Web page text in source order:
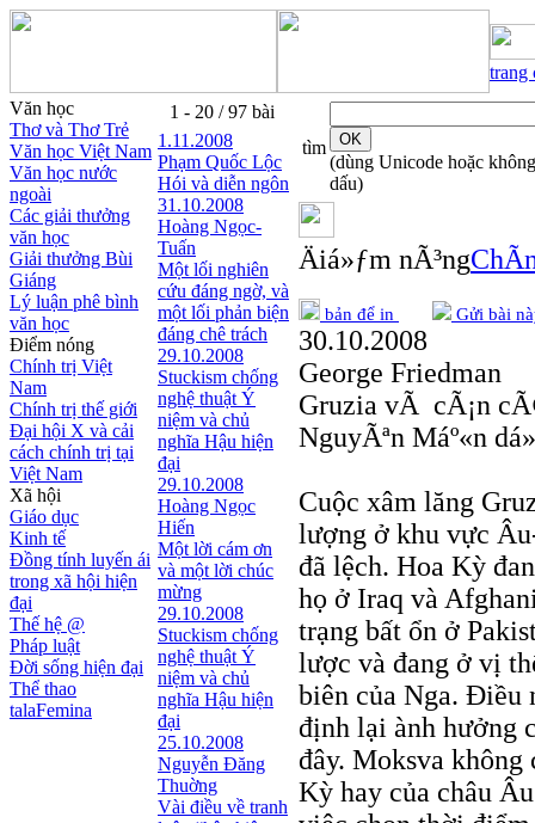
trang
Văn học
Thơ và Thơ Trẻ
Văn học Việt Nam
Văn học nước
ngoài
Các giải thưởng
văn học
Giải thưởng Bùi
Giáng
Lý luận phê bình
văn học
Điểm nóng
Chính trị Việt
Nam
Chính trị thế giới
Đại hội X và cải
cách chính trị tại
Việt Nam
Xã hội
Giáo dục
Kinh tế
Đồng tính luyến ái
trong xã hội hiện
đại
Thế hệ @
Pháp luật
Đời sống hiện đại
Thể thao
talaFemina
1 - 20 / 97 bài
1.11.2008
Phạm Quốc Lộc
Hói và diễn ngôn
31.10.2008
Hoàng Ngọc-
Tuấn
Một lối nghiên
cứu đáng ngờ, và
một lối phản biện
đáng chê trách
29.10.2008
Stuckism chống
nghệ thuật Ý
niệm và chủ
nghĩa Hậu hiện
đại
29.10.2008
Hoàng Ngọc
Hiến
Một lời cám ơn
và một lời chúc
mừng
29.10.2008
Stuckism chống
nghệ thuật Ý
niệm và chủ
nghĩa Hậu hiện
đại
25.10.2008
Nguyễn Đăng
Thuờng
Vài điều về tranh
tìm
(dùng Unicode hoặc không
dấu)
Äiá»ƒm nÃ³ng
bản để in Gửi bài
30.10.2008
George Friedman
Gruzia vÃ cÃ¡n
NguyÃªn Máº«n
Cuộc xâm lăng
lượng ở khu vực
đã lệch. Hoa Kỳ
họ ở Iraq và
trạng bất ổn ở
lược và đang ở vị
biên của Nga. Điều
định lại ành hưởng
đây. Moksva không
Kỳ hay của châu